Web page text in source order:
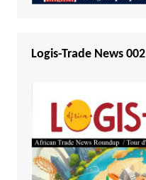
Logis-Trade News 002